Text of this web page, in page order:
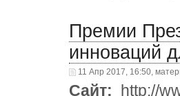
Премии
инноваций
11 Апр 2017, 16:50,
Сайт: http://